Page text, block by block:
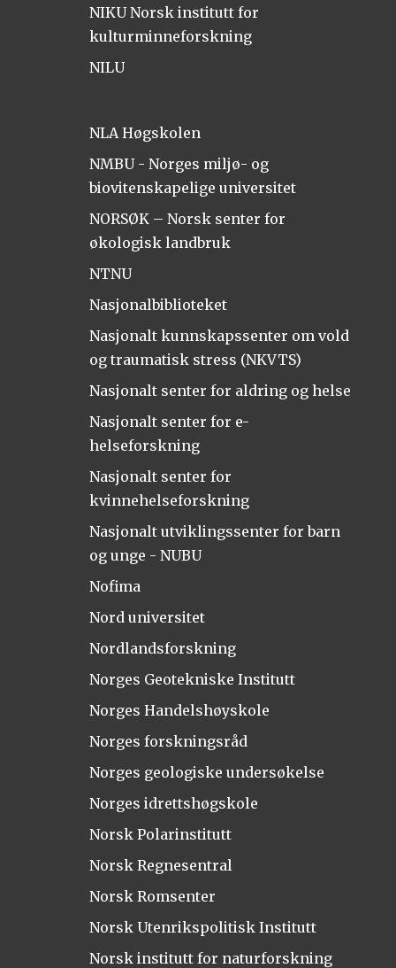
NIKU Norsk institutt for
kulturminneforskning
NILU
NLA Høgskolen
NMBU - Norges miljø- og
biovitenskapelige universitet
NORSØK – Norsk senter for
økologisk landbruk
NTNU
Nasjonalbiblioteket
Nasjonalt kunnskapssenter om vold
og traumatisk stress (NKVTS)
Nasjonalt senter for aldring og helse
Nasjonalt senter for e-
helseforskning
Nasjonalt senter for
kvinnehelseforskning
Nasjonalt utviklingssenter for barn
og unge - NUBU
Nofima
Nord universitet
Nordlandsforskning
Norges Geotekniske Institutt
Norges Handelshøyskole
Norges forskningsråd
Norges geologiske undersøkelse
Norges idrettshøgskole
Norsk Polarinstitutt
Norsk Regnesentral
Norsk Romsenter
Norsk Utenrikspolitisk Institutt
Norsk institutt for naturforskning